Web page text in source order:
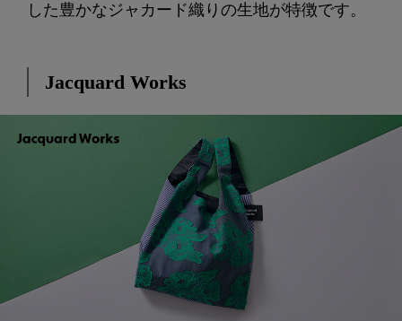
した豊かなジャカード織りの生地が特徴です。
Jacquard Works